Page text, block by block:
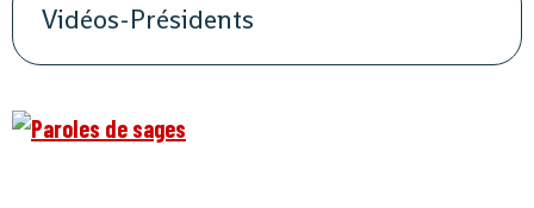
Vidéos-Présidents